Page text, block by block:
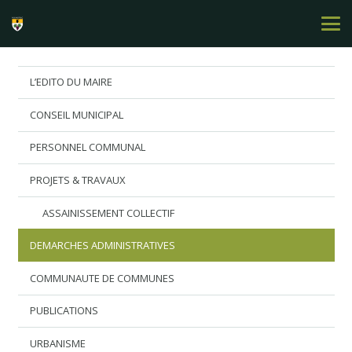
L’EDITO DU MAIRE
CONSEIL MUNICIPAL
PERSONNEL COMMUNAL
PROJETS & TRAVAUX
ASSAINISSEMENT COLLECTIF
DEMARCHES ADMINISTRATIVES
COMMUNAUTE DE COMMUNES
PUBLICATIONS
URBANISME